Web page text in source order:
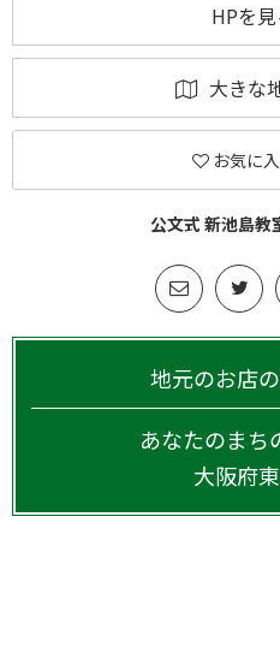
HPを見
大きな
お気に
公文式 新池島教
地元のお店
あなたのまち
大阪府